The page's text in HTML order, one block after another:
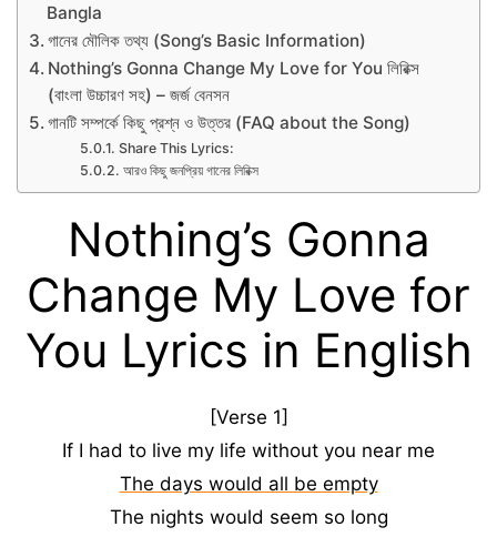
Bangla
গানের মৌলিক তথ্য (Song’s Basic Information)
Nothing’s Gonna Change My Love for You লিরিক্স
(বাংলা উচ্চারণ সহ) – জর্জ বেনসন
গানটি সম্পর্কে কিছু প্রশ্ন ও উত্তর (FAQ about the Song)
Share This Lyrics:
আরও কিছু জনপ্রিয় গানের লিরিক্স
Nothing’s Gonna
Change My Love for
You Lyrics in English
[Verse 1]
If I had to live my life without you near me
The days would all be empty
The nights would seem so long